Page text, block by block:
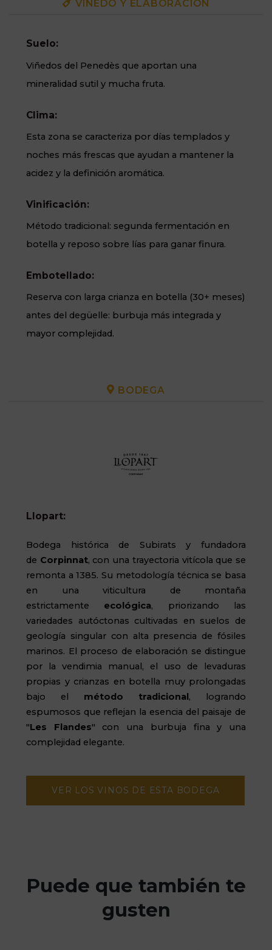
VIÑEDO Y ELABORACIÓN
Suelo:
Viñedos del Penedès que aportan una
mineralidad sutil y mucha fruta.
Clima:
Esta zona se caracteriza por días templados y
noches más frescas que ayudan a mantener la
acidez y la definición aromática.
Vinificación:
Método tradicional: segunda fermentación en
botella y reposo sobre lías para ganar finura.
Embotellado:
Reserva con larga crianza en botella (30+ meses)
antes del degüelle: burbuja más integrada y
mayor complejidad.
BODEGA
Llopart:
Bodega histórica de Subirats y fundadora
de Corpinnat, con una trayectoria vitícola que se
remonta a 1385. Su metodología técnica se basa
en una viticultura de montaña
estrictamente ecológica, priorizando las
variedades autóctonas cultivadas en suelos de
geología singular con alta presencia de fósiles
marinos. El proceso de elaboración se distingue
por la vendimia manual, el uso de levaduras
propias y crianzas en botella muy prolongadas
bajo el método tradicional, logrando
espumosos que reflejan la esencia del paisaje de
"Les Flandes" con una burbuja fina y una
complejidad elegante.
VER LOS VINOS DE ESTA BODEGA
Puede que también te
gusten